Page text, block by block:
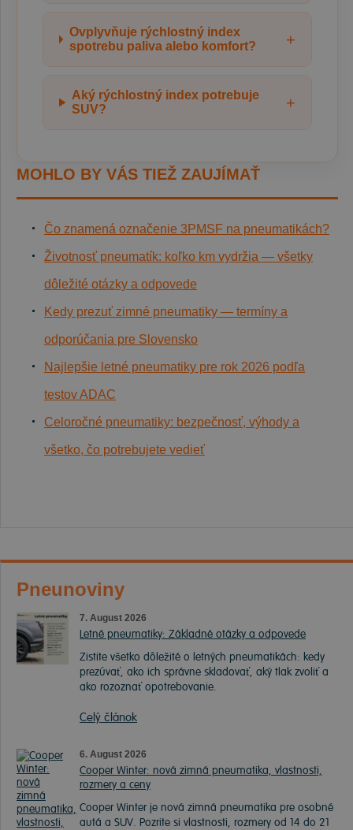
Ovplyvňuje rýchlostný index
spotrebu paliva alebo komfort?
+
Aký rýchlostný index potrebuje
SUV?
+
MOHLO BY VÁS TIEŽ ZAUJÍMAŤ
Čo znamená označenie 3PMSF na pneumatikách?
Životnosť pneumatík: koľko km vydržia — všetky
dôležité otázky a odpovede
Kedy prezuť zimné pneumatiky — termíny a
odporúčania pre Slovensko
Najlepšie letné pneumatiky pre rok 2026 podľa
testov ADAC
Celoročné pneumatiky: bezpečnosť, výhody a
všetko, čo potrebujete vedieť
Pneunoviny
7. August 2026
Letné pneumatiky: Základné otázky a odpovede
Zistite všetko dôležité o letných pneumatikách: kedy
prezúvať, ako ich správne skladovať, aký tlak zvoliť a
ako rozoznať opotrebovanie.
Celý článok
6. August 2026
Cooper Winter: nová zimná pneumatika, vlastnosti,
rozmery a ceny
Cooper Winter je nová zimná pneumatika pre osobné
autá a SUV. Pozrite si vlastnosti, rozmery od 14 do 21